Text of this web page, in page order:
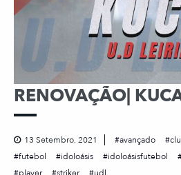
RENOVAÇÃO|
13 Setembro, 2021 avançado
futebol
idoloásis idoloásisfutebol
player
striker udl